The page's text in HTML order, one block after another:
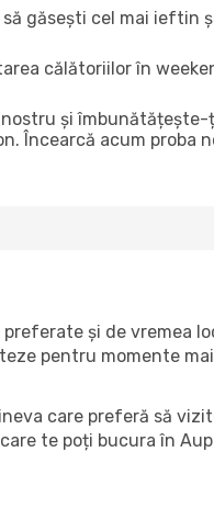
găsești cel mai ieftin
călătoriilor în
și
Încearcă acum proba
și de vremea
pentru momente
care preferă să
te poți bucura în